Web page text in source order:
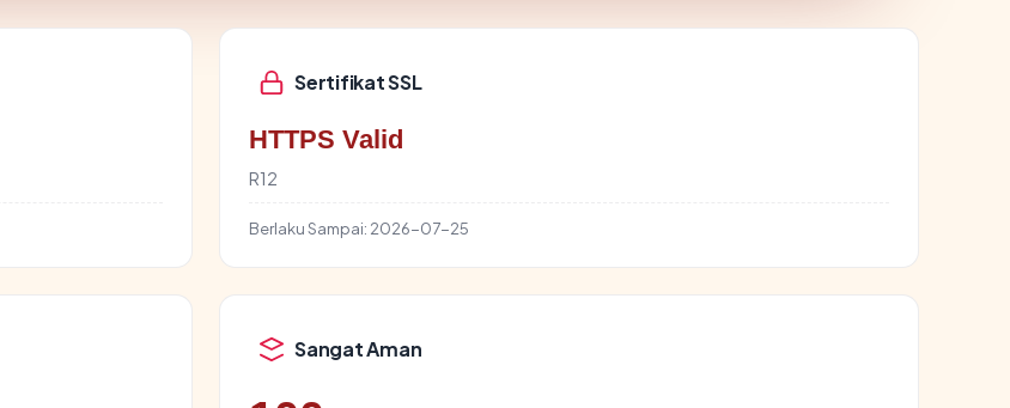
Sertifikat SSL
HTTPS Valid
R12
Berlaku Sampai: 2026-07-25
Sangat Aman